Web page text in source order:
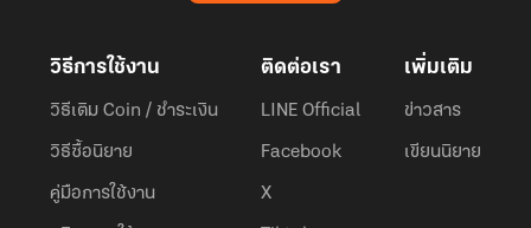
วิธีการใช้งาน
วิธีเติม Coin / ชำระเงิน
วิธีซื้อนิยาย
คู่มือการใช้งาน
ติดต่อเรา
LINE Official
Facebook
X
เพิ่มเติม
ข่าวสาร
เขียนนิยาย